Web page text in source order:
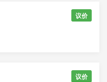
议价
议价